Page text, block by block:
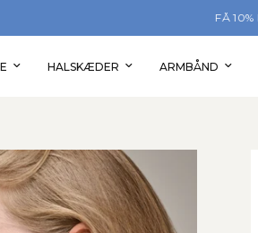
FÅ 10% RABAT PÅ DIN FØRSTE ORDRE
HALSKÆDER ARMBÅND